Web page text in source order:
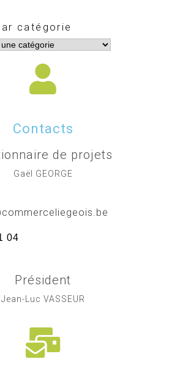
catégorie
Contacts
de projets
Gaël GEORGE
04
Président
Jean-Luc VASSEUR